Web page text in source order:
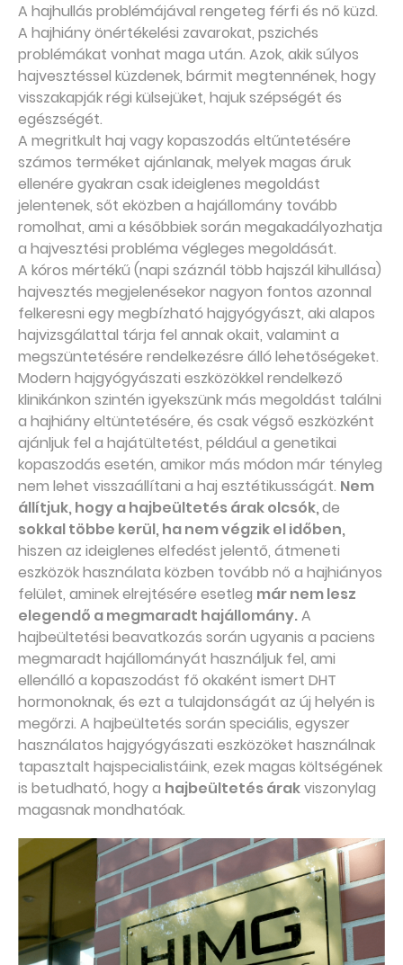
A hajhullás problémájával rengeteg férfi és nő küzd.
A hajhiány önértékelési zavarokat, pszichés
problémákat vonhat maga után. Azok, akik súlyos
hajvesztéssel küzdenek, bármit megtennének, hogy
visszakapják régi külsejüket, hajuk szépségét és
egészségét.
A megritkult haj vagy kopaszodás eltűntetésére
számos terméket ajánlanak, melyek magas áruk
ellenére gyakran csak ideiglenes megoldást
jelentenek, sőt eközben a hajállomány tovább
romolhat, ami a későbbiek során megakadályozhatja
a hajvesztési probléma végleges megoldását.
A kóros mértékű (napi száznál több hajszál kihullása)
hajvesztés megjelenésekor nagyon fontos azonnal
felkeresni egy megbízható hajgyógyászt, aki alapos
hajvizsgálattal tárja fel annak okait, valamint a
megszüntetésére rendelkezésre álló lehetőségeket.
Modern hajgyógyászati eszközökkel rendelkező
klinikánkon szintén igyekszünk más megoldást találni
a hajhiány eltüntetésére, és csak végső eszközként
ajánljuk fel a hajátültetést, például a genetikai
kopaszodás esetén, amikor más módon már tényleg
nem lehet visszaállítani a haj esztétikusságát. Nem
állítjuk, hogy a hajbeültetés árak olcsók,de
sokkal többe kerül, ha nem végzik el időben,
hiszen az ideiglenes elfedést jelentő, átmeneti
eszközök használata közben tovább nő a hajhiányos
felület, aminek elrejtésére esetleg már nem lesz
elegendő a megmaradt hajállomány.A
hajbeültetési beavatkozás során ugyanis a paciens
megmaradt hajállományát használjuk fel, ami
ellenálló a kopaszodást fő okaként ismert DHT
hormonoknak, és ezt a tulajdonságát az új helyén is
megőrzi. A hajbeültetés során speciális, egyszer
használatos hajgyógyászati eszközöket használnak
tapasztalt hajspecialistáink, ezek magas költségének
is betudható, hogy a hajbeültetés árakviszonylag
magasnak mondhatóak.